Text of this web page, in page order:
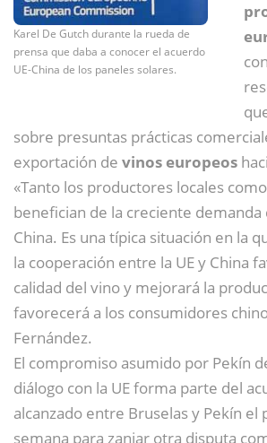
Karel De Gutch durante la rueda de
prensa que daba a conocer el acuerdo
UE-China de los paneles solares.
sobre presuntas prácticas
exportación de vinos europeos
«Tanto los productores locales
benefician de la creciente demanda
China. Es una típica situación en la
la cooperación entre la UE y China
calidad del vino y mejorará la
favorecerá a los consumidores
Fernández.
El compromiso asumido por Pekín
diálogo con la UE forma parte del
alcanzado entre Bruselas y Pekín el
semana para zanjar otra disputa